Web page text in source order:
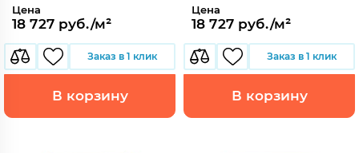
Цена
18 727 руб./м²
Заказ в 1 клик
В корзину
Цена
18 727 руб./м²
Заказ в 1 клик
В корзину